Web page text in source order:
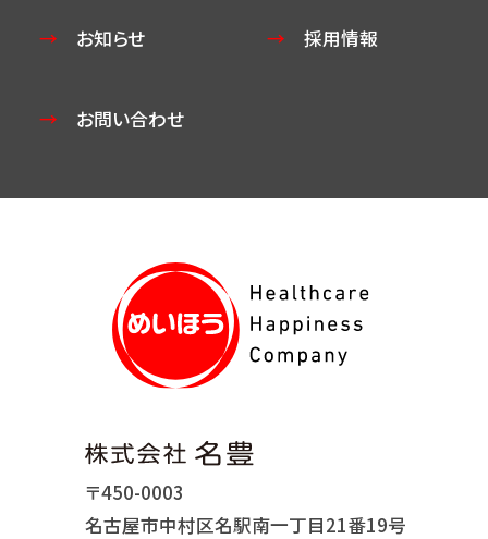
お知らせ 採用情報
お問い合わせ
〒450-0003
名古屋市中村区名駅南一丁目21番19号